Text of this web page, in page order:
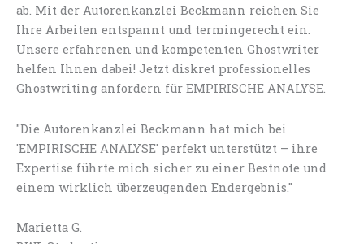
ab. Mit der Autorenkanzlei Beckmann reichen Sie
Ihre Arbeiten entspannt und termingerecht ein.
Unsere erfahrenen und kompetenten Ghostwriter
helfen Ihnen dabei! Jetzt diskret professionelles
Ghostwriting anfordern für EMPIRISCHE ANALYSE.
"Die Autorenkanzlei Beckmann hat mich bei
'EMPIRISCHE ANALYSE' perfekt unterstützt – ihre
Expertise führte mich sicher zu einer Bestnote und
einem wirklich überzeugenden Endergebnis."
Marietta G.